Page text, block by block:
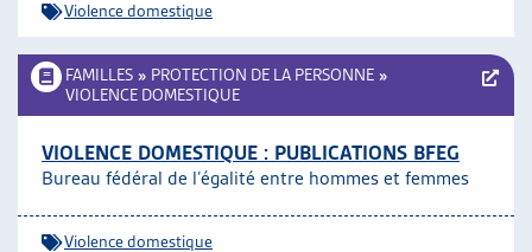
Violence domestique
FAMILLES » PROTECTION DE LA PERSONNE »
VIOLENCE DOMESTIQUE
VIOLENCE DOMESTIQUE : PUBLICATIONS BFEG
Bureau fédéral de l’égalité entre hommes et femmes
Violence domestique